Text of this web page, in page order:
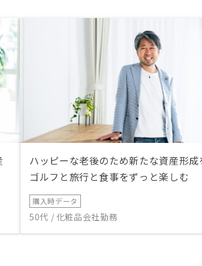
ハッピーな老後のため新たな資産形成
ゴルフと旅行と食事をずっと楽しむ
購入時データ
50代 / 化粧品会社勤務